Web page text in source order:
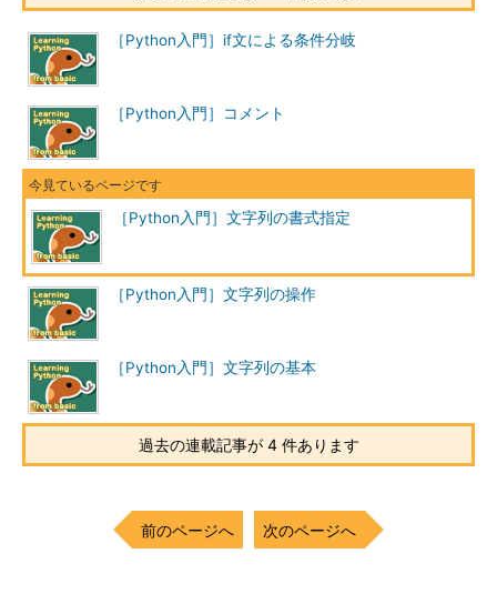
［Python入門］if文による条件分岐
［Python入門］コメント
［Python入門］文字列の書式指定
［Python入門］文字列の操作
［Python入門］文字列の基本
過去の連載記事が 4 件あります
前のページへ 次のページへ